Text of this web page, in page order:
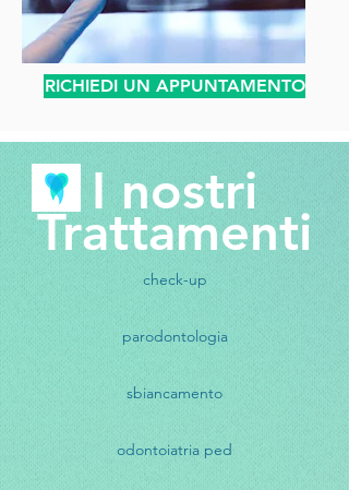
RICHIEDI UN APPUNTAMENTO
I nostri
Trattamenti
check-up
parodontologia
sbiancamento
odontoiatria ped